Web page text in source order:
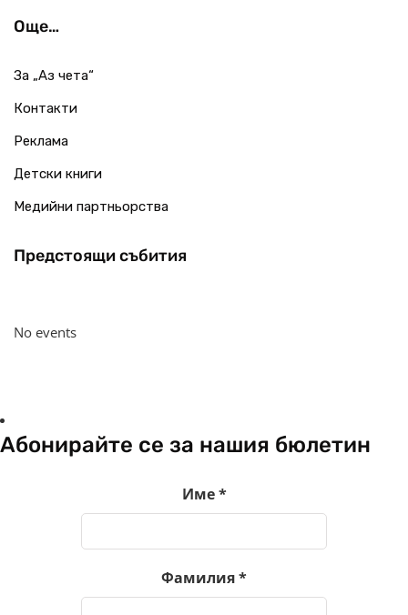
Още…
За „Аз чета“
Контакти
Реклама
Детски книги
Медийни партньорства
Предстоящи събития
No events
Абонирайте се за нашия бюлетин
Име*
Фамилия*